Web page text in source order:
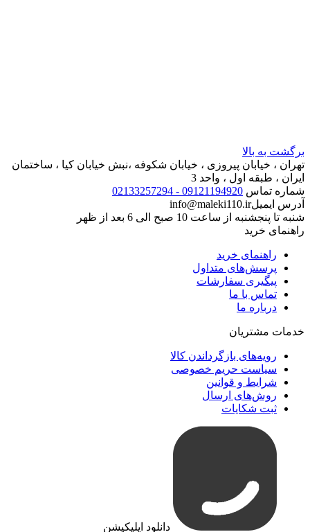
برگشت به بالا
تهران ، خیابان پیروزی ، خیابان شکوفه ،نبش خیابان کیا ، ساختمان
ایران ، طبقه اول ، واحد 3
شماره تماس 09121194920 - 02133257294
آدرس ایمیلinfo@maleki110.ir
شنبه تا پنجشنبه از ساعت 10 صبح الی 6 بعد از ظهر
راهنمای خرید
راهنمای خرید
پرسش‌های متداول
پیگیری سفارشات
تماس با ما
درباره ما
خدمات مشتریان
رویه‌های بازگرداندن کالا
سیاست حریم خصوصی
شرایط و قوانین
روش‌های ارسال
ثبت شکایات
دانلود اپلیکیشن